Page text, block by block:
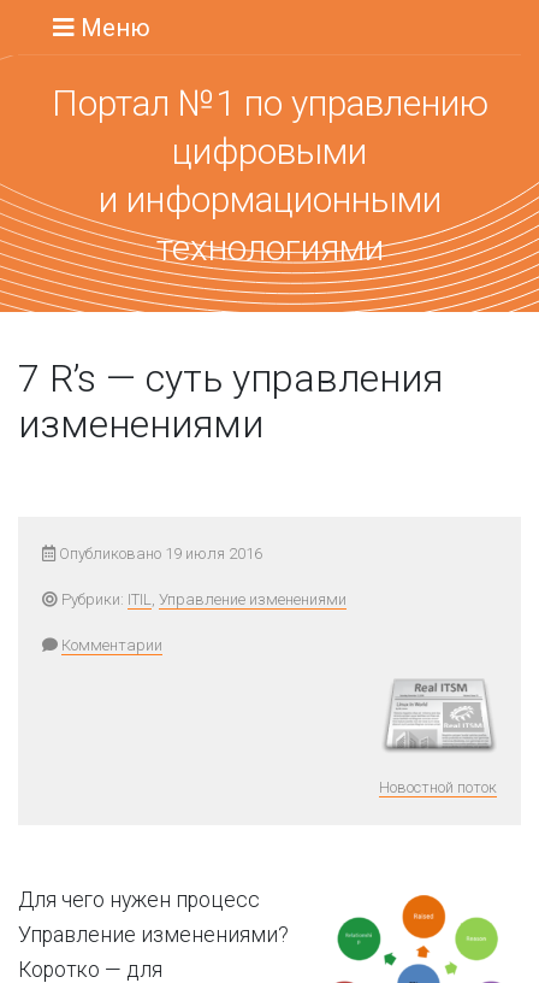
Меню
Портал №1 по управлению
цифровыми
и информационными
технологиями
7 R’s — суть управления
изменениями
Опубликовано 19 июля 2016
Рубрики: ITIL, Управление изменениями
Комментарии
Новостной поток
Для чего нужен процесс
Управление изменениями?
Коротко — для